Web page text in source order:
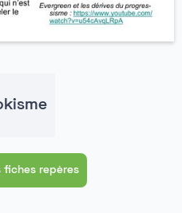
fiches repères